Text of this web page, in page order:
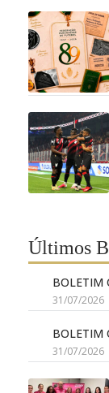
Últimos
BOLETIM
31/07/2026
BOLETIM
31/07/2026